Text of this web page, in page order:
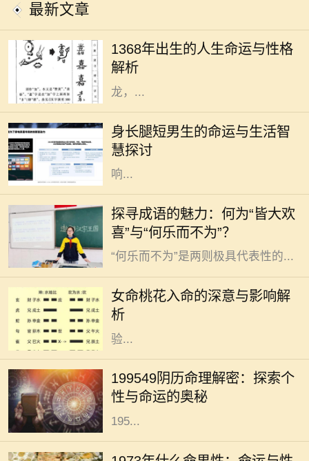
最新文章
1368年出生的人生命运与性格
解析
1368年正好是中国历史上一个重要的
年份。根据中国传统的命理学说，
1368年属于戊辰年，戊土为阳，辰为
龙，...
身长腿短男生的命运与生活智
慧探讨
在这个充满竞争与压力的时代，身长
腿短的男生往往会被贴上标签，似乎
他们的身材决定了他们的命运。但事
实真的如此吗？身高和腿长固然会影
响...
探寻成语的魅力：何为“皆大欢
喜”与“何乐而不为”？
成语是汉语言文化的瑰宝，它们以简
练的语言浓缩了深刻的哲理和丰富的
情感。在这些成语中，“皆大欢喜”与
“何乐而不为”是两则极具代表性的...
女命桃花入命的深意与影响解
析
在佛教和命理学中，桃花一词常常与
浪漫、爱情和人际关系有关。对于女
性命主来说，桃花入命是一个吉祥的
象征，暗示着人生有着丰富的情感体
验...
199549阴历命理解密：探索个
性与命运的奥秘
在中华文化中，命理学是研究个人运
势与性格的重要工具，尤其是通过阴
历来分析一个人的命运。今天，我们
将深入探讨19549年阴历（即公历的
195...
1973年，是一个在中国农历中被称为
“水牛年”的年份。根据命理学说，